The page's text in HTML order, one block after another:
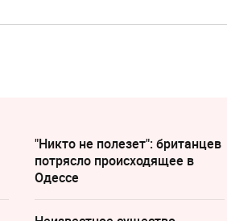
"Никто не полезет": британцев
потрясло происходящее в
Одессе